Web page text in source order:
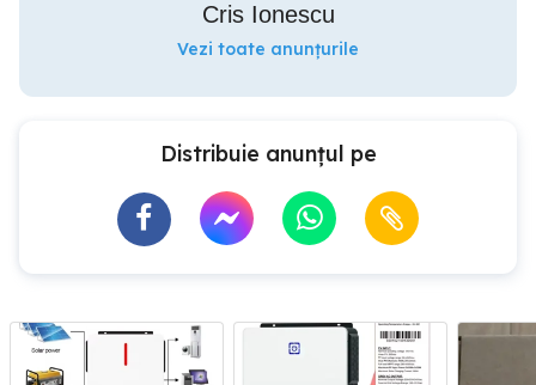
Cris Ionescu
Vezi toate anunțurile
Distribuie anunțul pe